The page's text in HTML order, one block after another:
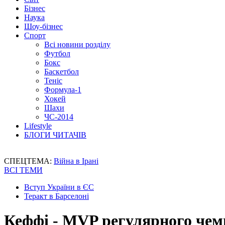
Бізнес
Наука
Шоу-бізнес
Спорт
Всі новини розділу
Футбол
Бокс
Баскетбол
Теніс
Формула-1
Хокей
Шахи
ЧС-2014
Lifestyle
БЛОГИ ЧИТАЧІВ
СПЕЦТЕМА: Війна в Ірані
ВСІ ТЕМИ
Вступ України в ЄС
Теракт в Барселоні
Кеффі - MVP регулярного